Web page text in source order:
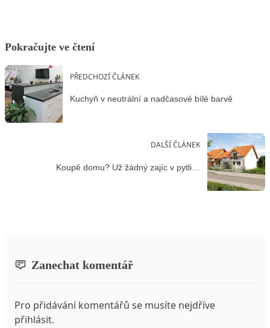
Pokračujte ve čtení
PŘEDCHOZÍ ČLÁNEK
Kuchyň v neutrální a nadčasové bílé barvě
DALŠÍ ČLÁNEK
Koupě domu? Už žádný zajíc v pytli…
Zanechat komentář
Pro přidávání komentářů se musíte nejdříve
přihlásit.